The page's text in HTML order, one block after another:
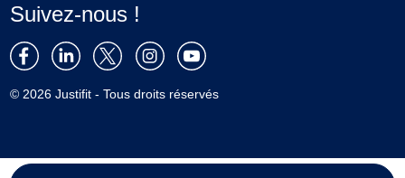
Suivez-nous !
© 2026 Justifit - Tous droits réservés